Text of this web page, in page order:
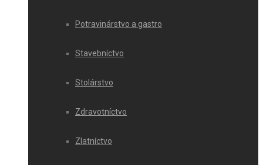
Potravinárstvo a gastro
Stavebníctvo
Stolárstvo
Zdravotníctvo
Zlatníctvo